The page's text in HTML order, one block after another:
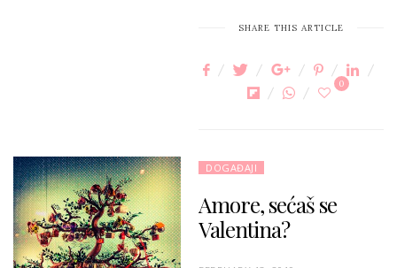
SHARE THIS ARTICLE
0
DOGAĐAJI
Amore, sećaš se
Valentina?